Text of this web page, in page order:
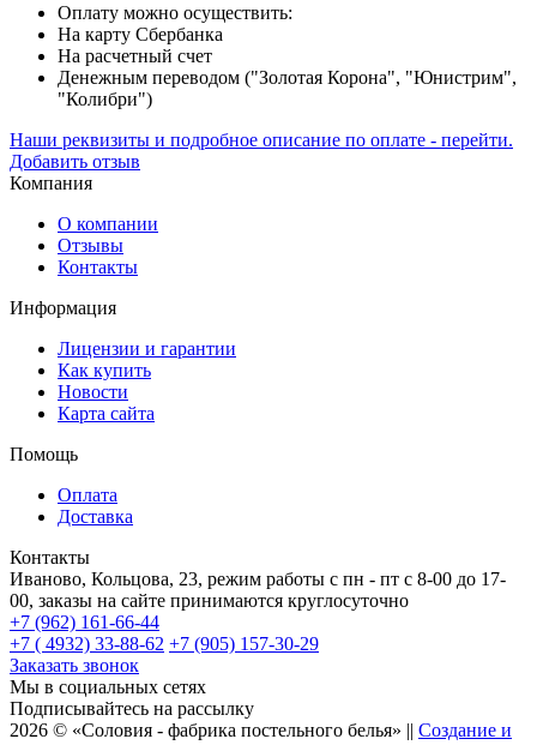
Оплату можно осуществить:
На карту Сбербанка
На расчетный счет
Денежным переводом ("Золотая Корона", "Юнистрим",
"Колибри")
Наши реквизиты и подробное описание по оплате - перейти.
Добавить отзыв
Компания
О компании
Отзывы
Контакты
Информация
Лицензии и гарантии
Как купить
Новости
Карта сайта
Помощь
Оплата
Доставка
Контакты
Иваново, Кольцова, 23, режим работы с пн - пт с 8-00 до 17-
00, заказы на сайте принимаются круглосуточно
+7 (962) 161-66-44
+7 ( 4932) 33-88-62 +7 (905) 157-30-29
Заказать звонок
Мы в социальных сетях
Подписывайтесь на рассылку
2026 © «Соловия - фабрика постельного белья» || Создание и